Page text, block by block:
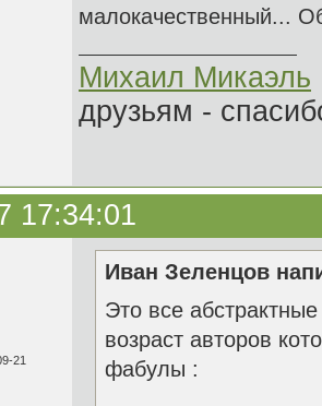
малокачественный...
Михаил Микаэль
друзьям -
17:34:01
21
Иван Зеленцов
Это все
возраст авторов
фабулы :